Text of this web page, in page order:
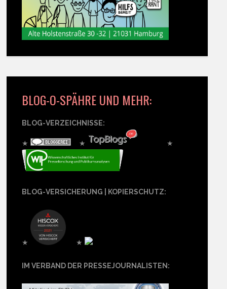
BLOG-O-SPÄHRE UND MEHR:
BLOG-VERZEICHNISSE:
★ ★ ★
BLOG-VERSICHERUNG | KOPIERSCHUTZ:
★ ★
IM VERBAND DER PRESSEJOURNALISTEN: